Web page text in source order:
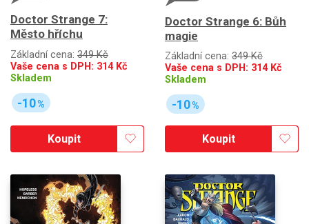
Doctor Strange 7:
Město hříchu
Základní cena: 349 Kč
Vaše cena s DPH: 314Kč
Skladem
-10%
Koupit
Doctor Strange 6: Bůh
magie
Základní cena: 349 Kč
Vaše cena s DPH: 314Kč
Skladem
-10%
Koupit